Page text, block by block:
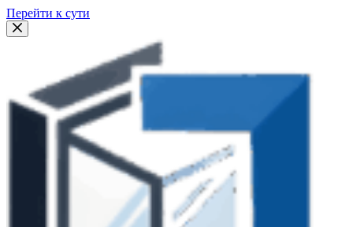
Перейти к сути